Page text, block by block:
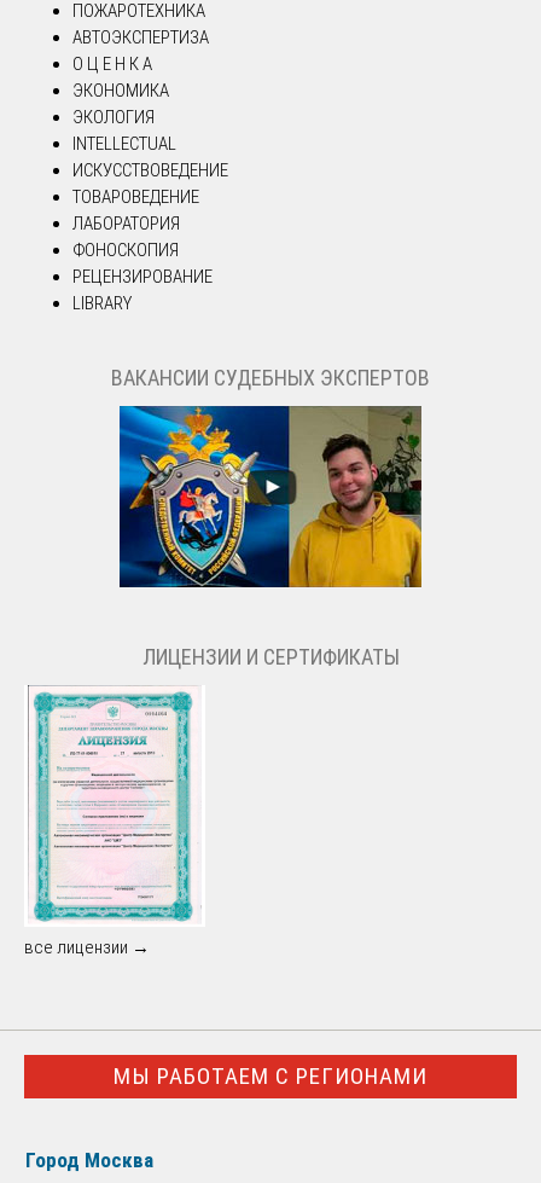
ПОЖАРОТЕХНИКА
АВТОЭКСПЕРТИЗА
О Ц Е Н К А
ЭКОНОМИКА
ЭКОЛОГИЯ
INTELLECTUAL
ИСКУССТВОВЕДЕНИЕ
ТОВАРОВЕДЕНИЕ
ЛАБОРАТОРИЯ
ФОНОСКОПИЯ
РЕЦЕНЗИРОВАНИЕ
LIBRARY
ВАКАНСИИ СУДЕБНЫХ ЭКСПЕРТОВ
ЛИЦЕНЗИИ И СЕРТИФИКАТЫ
все лицензии →
МЫ РАБОТАЕМ С РЕГИОНАМИ
Город Москва